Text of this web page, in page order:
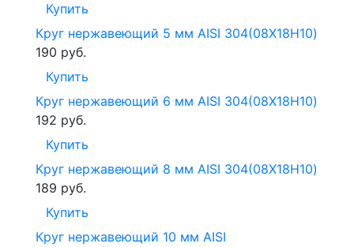
Купить
Круг нержавеющий 5 мм AISI 304(08Х18Н10)
190 руб.
Купить
Круг нержавеющий 6 мм AISI 304(08Х18Н10)
192 руб.
Купить
Круг нержавеющий 8 мм AISI 304(08Х18Н10)
189 руб.
Купить
Круг нержавеющий 10 мм AISI